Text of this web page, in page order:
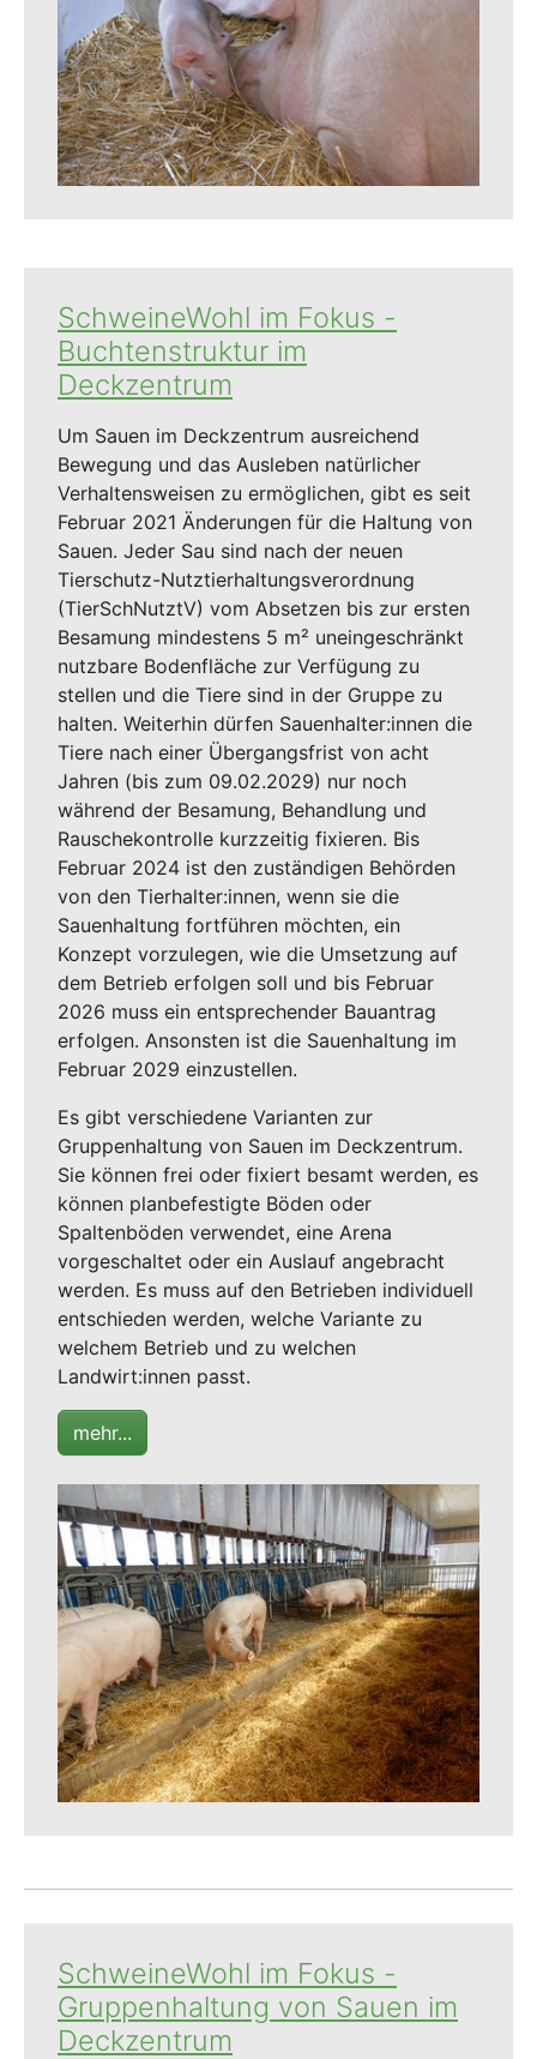
SchweineWohl im Fokus -
Buchtenstruktur im
Deckzentrum
Um Sauen im Deckzentrum ausreichend
Bewegung und das Ausleben natürlicher
Verhaltensweisen zu ermöglichen, gibt es seit
Februar 2021 Änderungen für die Haltung von
Sauen. Jeder Sau sind nach der neuen
Tierschutz-Nutztierhaltungsverordnung
(TierSchNutztV) vom Absetzen bis zur ersten
Besamung mindestens 5 m² uneingeschränkt
nutzbare Bodenfläche zur Verfügung zu
stellen und die Tiere sind in der Gruppe zu
halten. Weiterhin dürfen Sauenhalter:innen die
Tiere nach einer Übergangsfrist von acht
Jahren (bis zum 09.02.2029) nur noch
während der Besamung, Behandlung und
Rauschekontrolle kurzzeitig fixieren. Bis
Februar 2024 ist den zuständigen Behörden
von den Tierhalter:innen, wenn sie die
Sauenhaltung fortführen möchten, ein
Konzept vorzulegen, wie die Umsetzung auf
dem Betrieb erfolgen soll und bis Februar
2026 muss ein entsprechender Bauantrag
erfolgen. Ansonsten ist die Sauenhaltung im
Februar 2029 einzustellen.
Es gibt verschiedene Varianten zur
Gruppenhaltung von Sauen im Deckzentrum.
Sie können frei oder fixiert besamt werden, es
können planbefestigte Böden oder
Spaltenböden verwendet, eine Arena
vorgeschaltet oder ein Auslauf angebracht
werden. Es muss auf den Betrieben individuell
entschieden werden, welche Variante zu
welchem Betrieb und zu welchen
Landwirt:innen passt.
mehr...
SchweineWohl im Fokus -
Gruppenhaltung von Sauen im
Deckzentrum